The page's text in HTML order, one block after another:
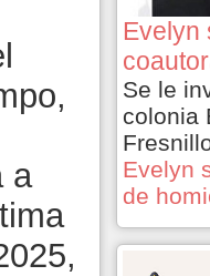
a
Evelyn
Se le
colonia
Evelyn
de